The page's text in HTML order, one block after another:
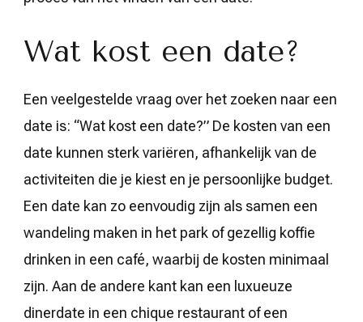
Wat kost een date?
Een veelgestelde vraag over het zoeken naar een
date is: “Wat kost een date?” De kosten van een
date kunnen sterk variëren, afhankelijk van de
activiteiten die je kiest en je persoonlijke budget.
Een date kan zo eenvoudig zijn als samen een
wandeling maken in het park of gezellig koffie
drinken in een café, waarbij de kosten minimaal
zijn. Aan de andere kant kan een luxueuze
dinerdate in een chique restaurant of een